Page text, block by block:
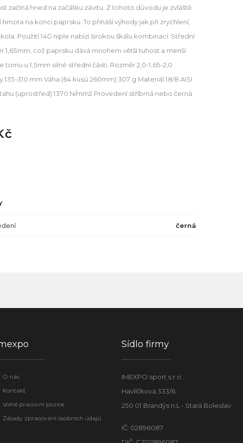
začíná hned na začátku závitu. Z tohoto důvodu je zvláště
na konci paprsku. To přináší výhody jak při zrychlení,
Použití 14G niple nabízí širokou škálu kombinací. Střední
1,65mm, což paprsku dává mnohem větší tuhost a menší
tomu u 1,5mm silné střední části. Rozměr 2,0-1,65-2,0
135-310 mm Váha (64 kusů 260mm) 307 g Materiál 18/8 AISI
(uprostřed) 1370 N/mm2 Provedení stříbrná nebo černá
černá
O nás
Kontakt
Volné pracovní pozice
Zásady zpracování osobních údajů
Sídlo firmy
IMEXPO sport s.r.o.
Havlíčkova 333/6
250 01 Brandýs n.L - Stará Boleslav
IČ: 02896087